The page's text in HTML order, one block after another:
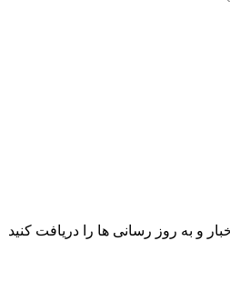
و به روز رسانی ها را دریافت کنید